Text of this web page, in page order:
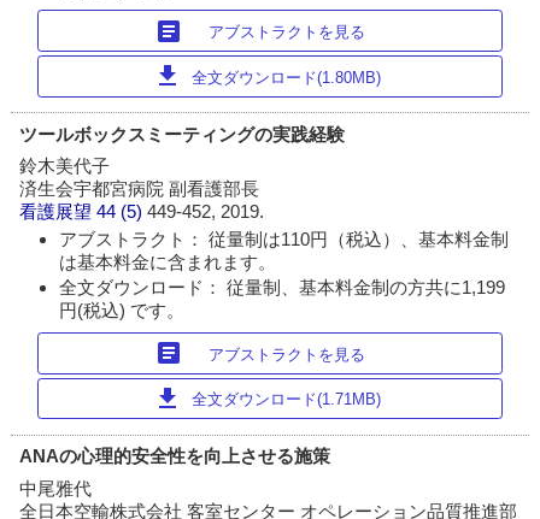
article アブストラクトを見る
download 全文ダウンロード(1.80MB)
ツールボックスミーティングの実践経験
鈴木美代子
済生会宇都宮病院 副看護部長
看護展望 44 (5)449-452, 2019.
アブストラクト： 従量制は110円（税込）、基本料金制
は基本料金に含まれます。
全文ダウンロード： 従量制、基本料金制の方共に1,199
円(税込) です。
article アブストラクトを見る
download 全文ダウンロード(1.71MB)
ANAの心理的安全性を向上させる施策
中尾雅代
全日本空輸株式会社 客室センター オペレーション品質推進部